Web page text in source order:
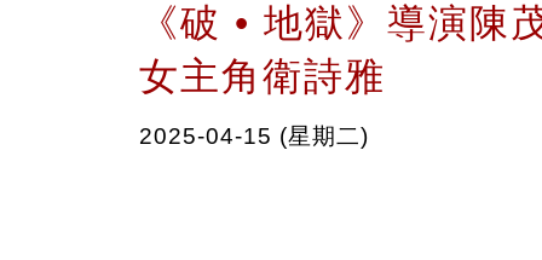
《破 • 地獄》導演陳
女主角衛詩雅
2025-04-15 (星期二)